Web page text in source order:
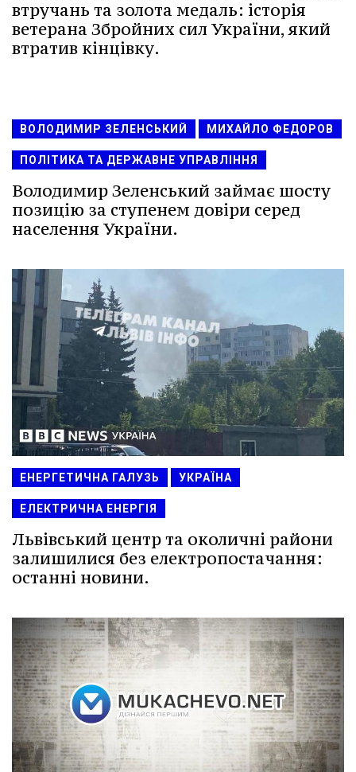
втручань та золота медаль: історія
ветерана Збройних сил України, який
втратив кінцівку.
ВОЛОДИМИР ЗЕЛЕНСЬКИЙ МИХАЙЛО ФЕДОРОВ
ПОЛІТИКА ТА ДЕРЖАВНЕ УПРАВЛІННЯ
Володимир Зеленський займає шосту
позицію за ступенем довіри серед
населення України.
ЕНЕРГЕТИЧНА ГАЛУЗЬ УКРАЇНА
ЕЛЕКТРИЧНА ЕНЕРГІЯ
Львівський центр та околичні райони
залишилися без електропостачання:
останні новини.